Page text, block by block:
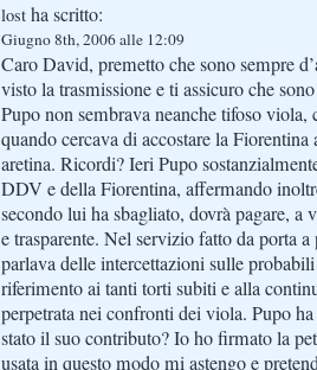
lost ha scritto:
Giugno 8th, 2006 alle 12:09
Caro David, premetto che sono sempre
visto la trasmissione e ti assicuro che
Pupo non sembrava neanche tifoso viola,
quando cercava di accostare la
aretina. Ricordi? Ieri Pupo
DDV e della Fiorentina, affermando
secondo lui ha sbagliato, dovrà pagare,
e trasparente. Nel servizio fatto da porta
parlava delle intercettazioni sulle
riferimento ai tanti torti subiti e alla
perpetrata nei confronti dei viola. Pupo
stato il suo contributo? Io ho firmato la
usata in questo modo mi astengo e